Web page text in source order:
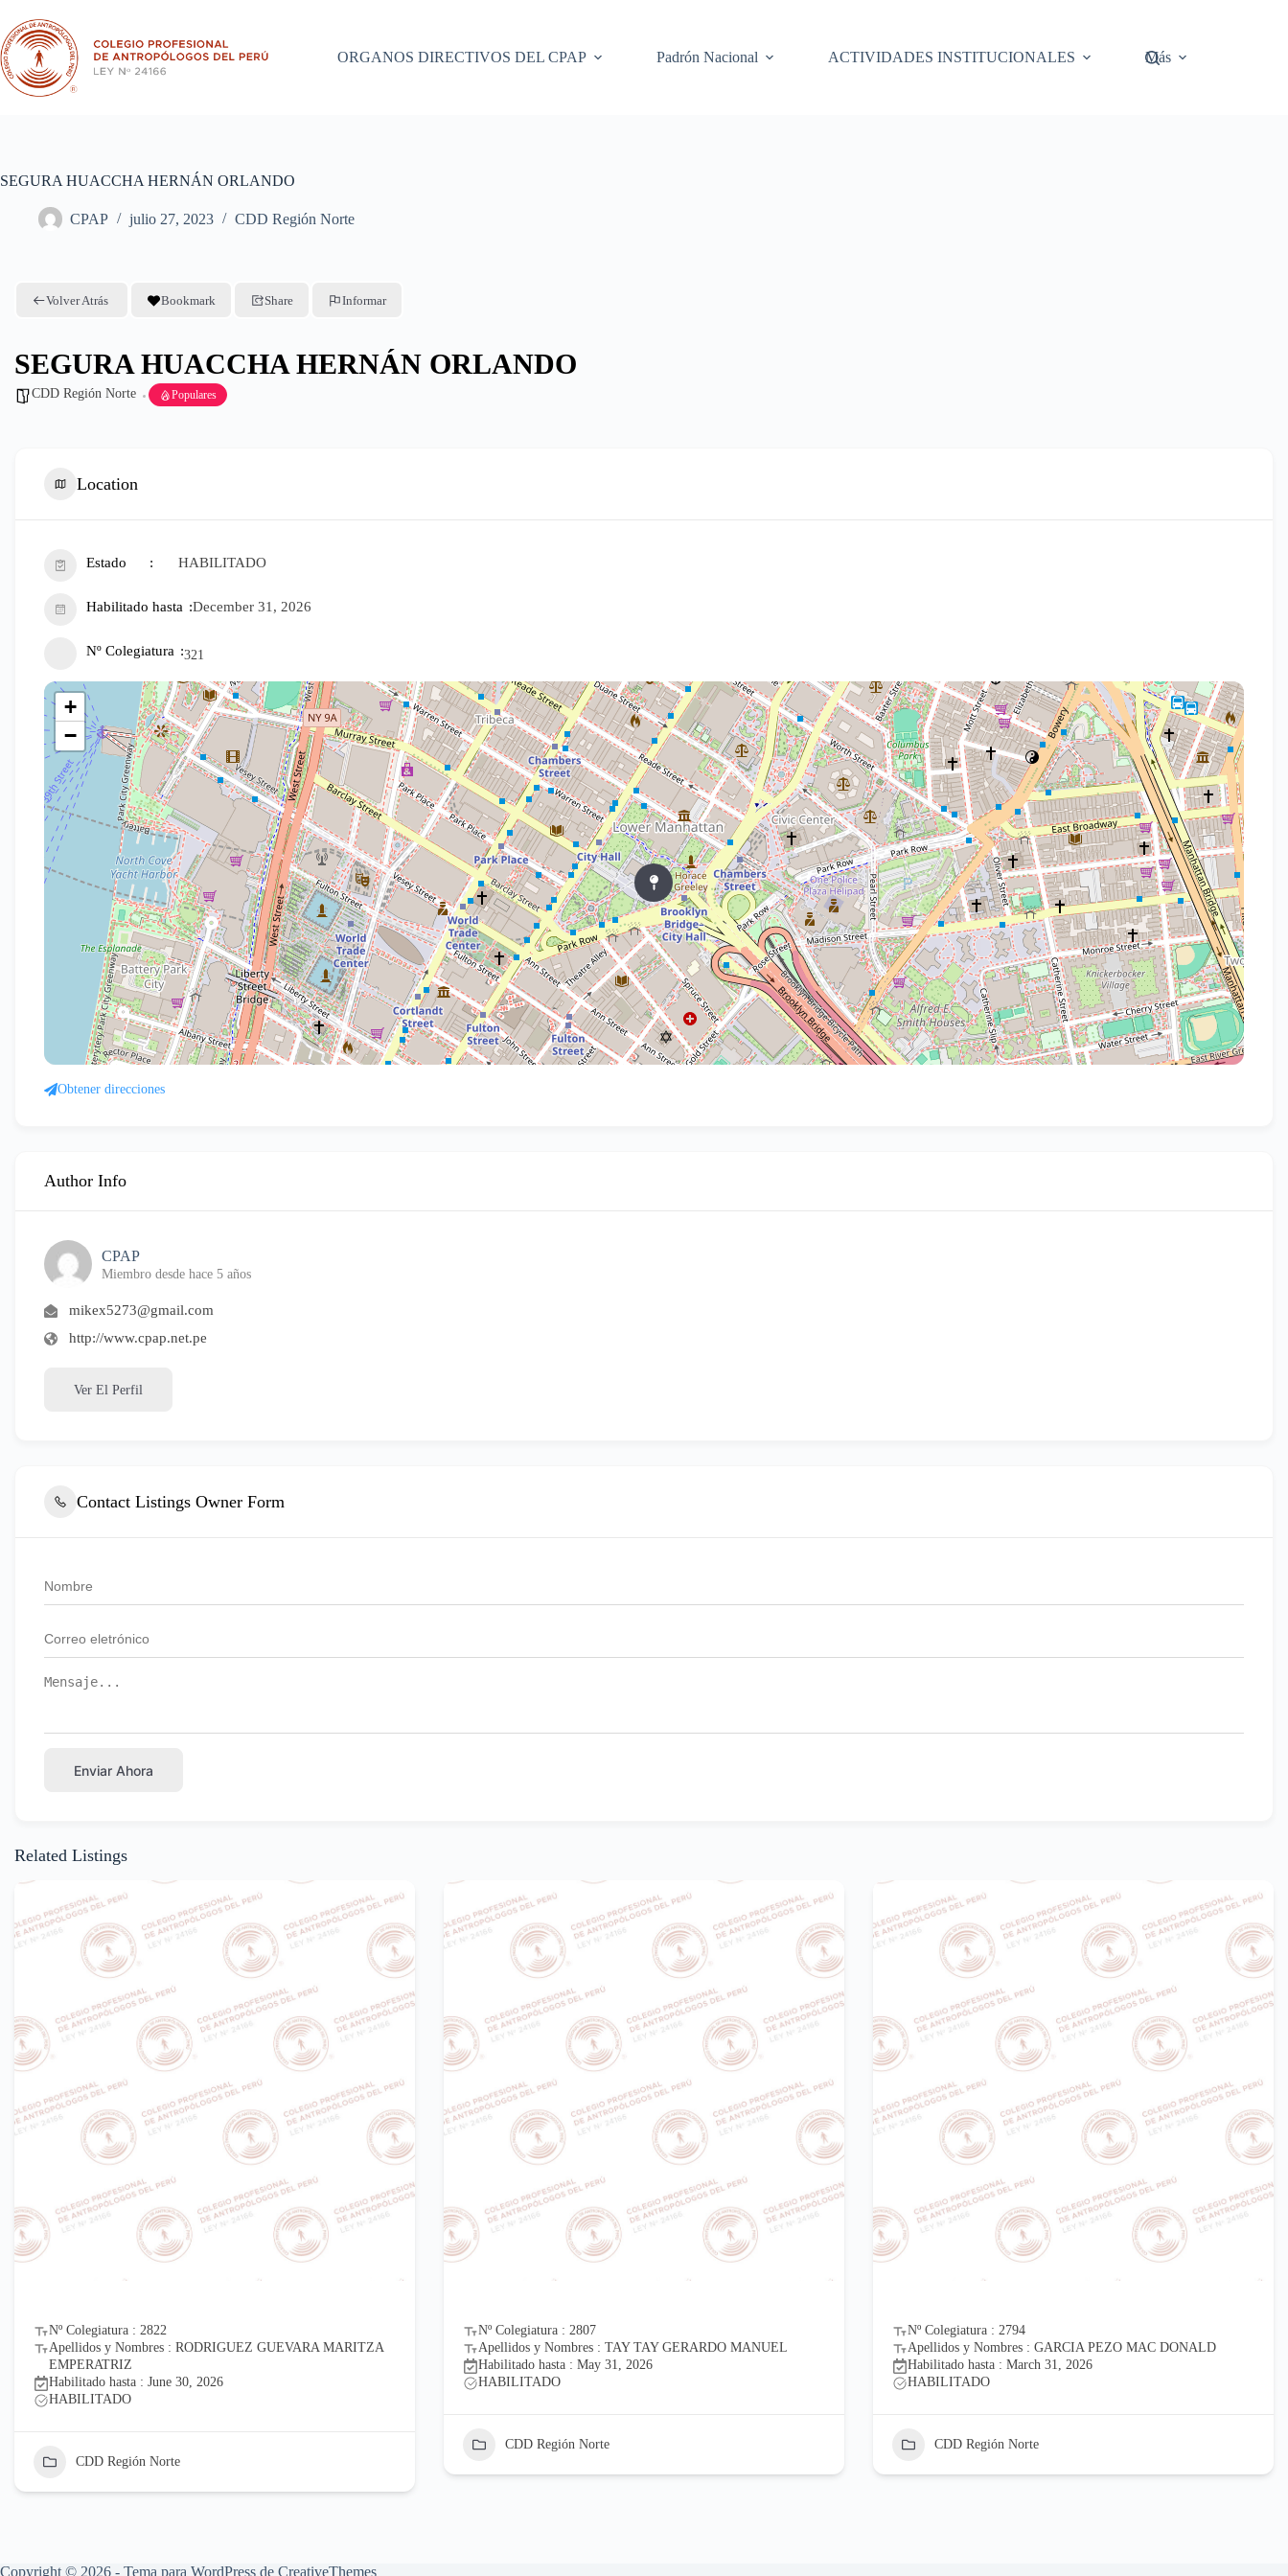
contenido
ORGANOS DIRECTIVOS DEL CPAP
Padrón Nacional ACTIVIDADES INSTITUCIONALES Más
SEGURA HUACCHA HERNÁN ORLANDO
CPAP julio 27, 2023 CDD Región Norte
Volver Atrás Bookmark Share Informar
SEGURA HUACCHA HERNÁN ORLANDO
CDD Región Norte Populares
Location
Estado HABILITADO
Habilitado hasta December 31, 2026
Nº Colegiatura 321
+
−
Obtener direcciones
Author Info
CPAP
Miembro desde hace 5 años
mikex5273@gmail.com
http://www.cpap.net.pe
Ver El Perfil
Contact Listings Owner Form
Enviar Ahora
Related Listings
Nº Colegiatura : 2822
Apellidos y Nombres : RODRIGUEZ GUEVARA MARITZA
EMPERATRIZ
Habilitado hasta : June 30, 2026
HABILITADO
CDD Región Norte
Nº Colegiatura : 2807
Apellidos y Nombres : TAY TAY GERARDO MANUEL
Habilitado hasta : May 31, 2026
HABILITADO
CDD Región Norte
Nº Colegiatura : 2794
Apellidos y Nombres : GARCIA PEZO MAC DONALD
Habilitado hasta : March 31, 2026
HABILITADO
CDD Región Norte
Copyright © 2026 - Tema para WordPress de CreativeThemes